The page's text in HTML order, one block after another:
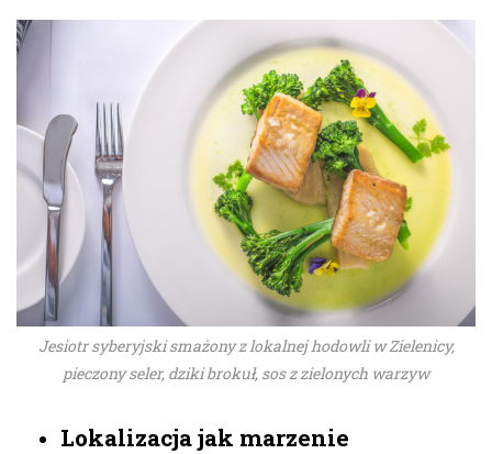
Jesiotr syberyjski smażony z lokalnej hodowli w Zielenicy,
pieczony seler, dziki brokuł, sos z zielonych warzyw
Lokalizacja jak marzenie